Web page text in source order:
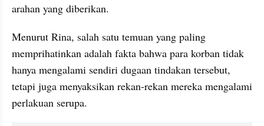
arahan yang diberikan.
Menurut Rina, salah satu temuan yang paling
memprihatinkan adalah fakta bahwa para korban tidak
hanya mengalami sendiri dugaan tindakan tersebut,
tetapi juga menyaksikan rekan-rekan mereka mengalami
perlakuan serupa.